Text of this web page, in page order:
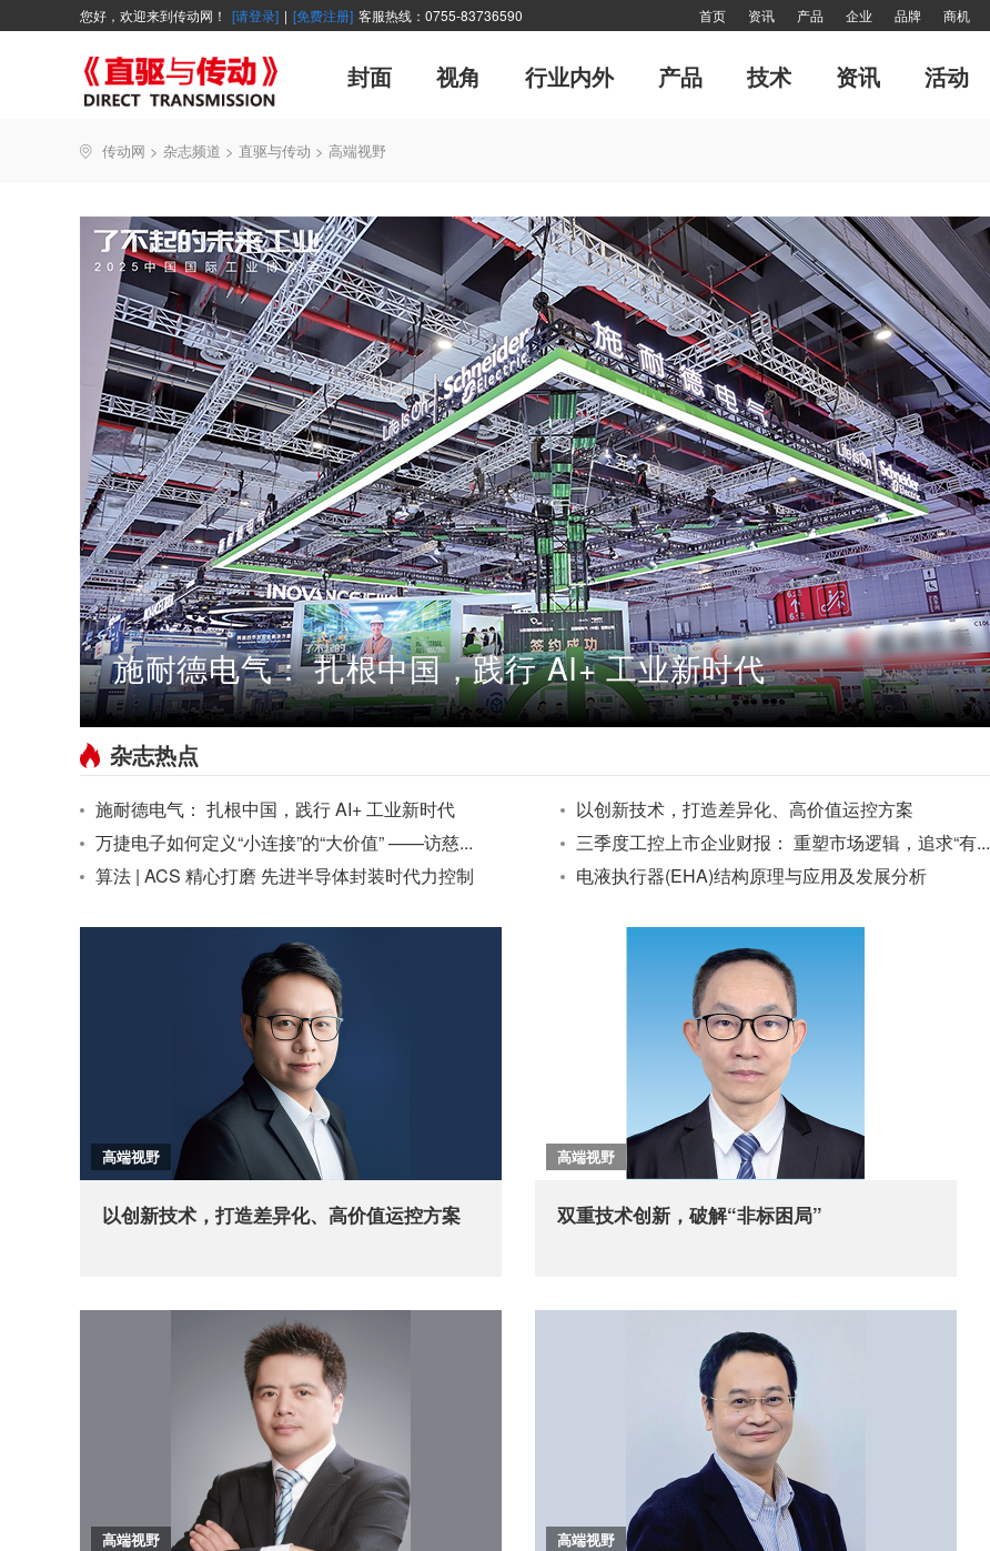
您好，欢迎来到传动网！ [请登录] | [免费注册] 客服热线：0755-83736590 首页 资讯 产品 企业 品牌 商机
封面
广告
视角 行业内外
企业活动 展会报道
能效碳索
每月专辑
产品
精品 新品
技术
世界方案 控制系统
技术文章
资讯
资讯在线 展会信息
直驱与传动
活动
新年寄语 伺服论坛
传动网 > 杂志频道 > 直驱与传动 > 高端视野
施耐德电气： 扎根中国，践行 AI+ 工业新时代
杂志热点
施耐德电气： 扎根中国，践行 AI+ 工业新时代
以创新技术，打造差异化、高价值运控方案
万捷电子如何定义“小连接”的“大价值” ——访慈...
三季度工控上市企业财报： 重塑市场逻辑，追求“有...
算法 | ACS 精心打磨 先进半导体封装时代力控制
电液执行器(EHA)结构原理与应用及发展分析
高端视野
以创新技术，打造差异化、高价值运控方案
高端视野
双重技术创新，破解“非标困局”
高端视野 高端视野